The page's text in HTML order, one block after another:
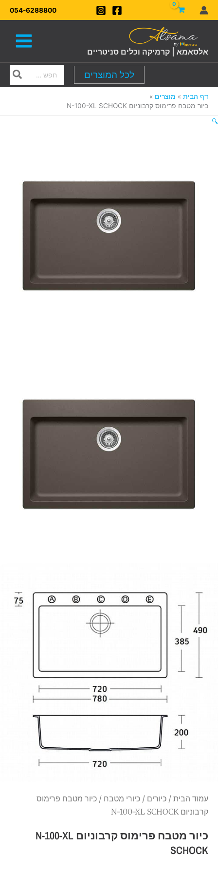
דילוג
לתוכן
054-6288800
אלסאמא | קרמיקה וכלים סניטריים
לכל המוצרים
for:
דף הבית
מוצרים
כיור מטבח פרימוס קרבוניום N-100-XL SCHOCK
🔍
עמוד הבית / כיורים / כיורי מטבח / כיור מטבח פרימוס
קרבוניום N-100-XL SCHOCK
כיור מטבח פרימוס קרבוניום N-100-XL
SCHOCK